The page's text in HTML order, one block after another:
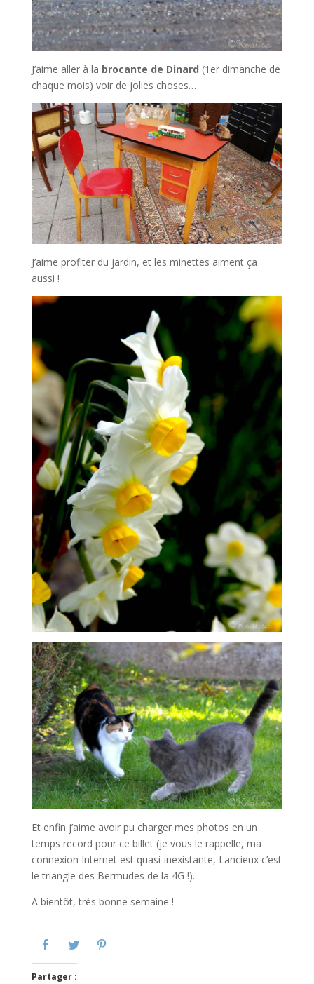
J’aime aller à la brocante de Dinard (1er dimanche de
chaque mois) voir de jolies choses…
J’aime profiter du jardin, et les minettes aiment ça
aussi !
Et enfin j’aime avoir pu charger mes photos en un
temps record pour ce billet (je vous le rappelle, ma
connexion Internet est quasi-inexistante, Lancieux c’est
le triangle des Bermudes de la 4G !).
A bientôt, très bonne semaine !
Partager :